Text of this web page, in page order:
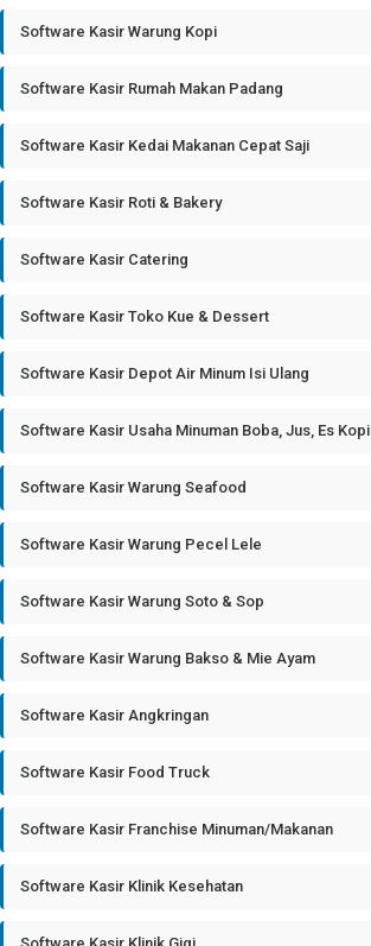
Software Kasir Warung Kopi
Software Kasir Rumah Makan Padang
Software Kasir Kedai Makanan Cepat Saji
Software Kasir Roti & Bakery
Software Kasir Catering
Software Kasir Toko Kue & Dessert
Software Kasir Depot Air Minum Isi Ulang
Software Kasir Usaha Minuman Boba, Jus, Es Kopi
Software Kasir Warung Seafood
Software Kasir Warung Pecel Lele
Software Kasir Warung Soto & Sop
Software Kasir Warung Bakso & Mie Ayam
Software Kasir Angkringan
Software Kasir Food Truck
Software Kasir Franchise Minuman/Makanan
Software Kasir Klinik Kesehatan